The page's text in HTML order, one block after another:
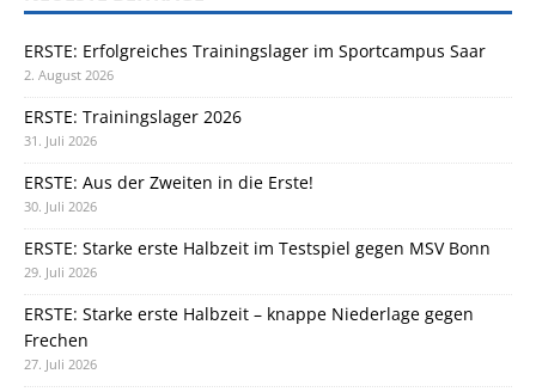
ERSTE: Erfolgreiches Trainingslager im Sportcampus Saar
2. August 2026
ERSTE: Trainingslager 2026
31. Juli 2026
ERSTE: Aus der Zweiten in die Erste!
30. Juli 2026
ERSTE: Starke erste Halbzeit im Testspiel gegen MSV Bonn
29. Juli 2026
ERSTE: Starke erste Halbzeit – knappe Niederlage gegen
Frechen
27. Juli 2026